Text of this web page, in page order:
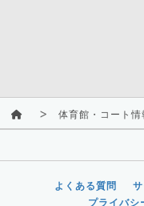
体育館・コート情
よくある質問
プライバシ